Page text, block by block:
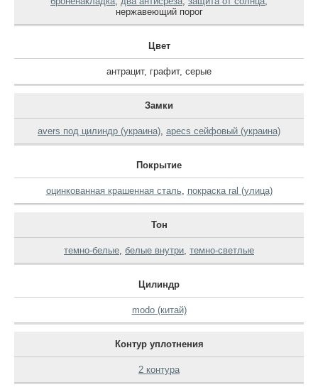
нержавеющий порог
Цвет
антрацит, графит, серые
Замки
avers под цилиндр (украина) apecs сейфовый (украина)
Покрытие
оцинкованная крашенная сталь, покраска ral (улица)
Тон
темно-белые белые внутри темно-светлые
Цилиндр
modo (китай)
Контур уплотнения
2 контура